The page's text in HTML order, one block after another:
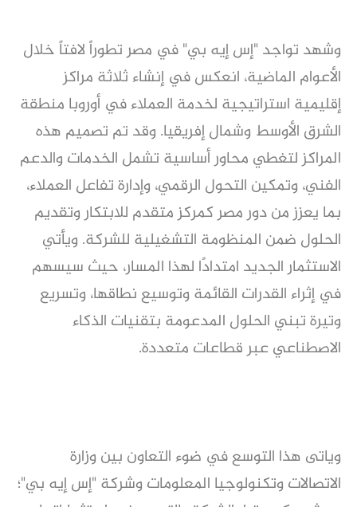
وشهد تواجد "إس إيه بي" في مصر تطوراً لافتاً خلال
الأعوام الماضية، انعكس في إنشاء ثلاثة مراكز
إقليمية استراتيجية لخدمة العملاء في أوروبا منطقة
الشرق الأوسط وشمال إفريقيا. وقد تم تصميم هذه
المراكز لتغطي محاور أساسية تشمل الخدمات والدعم
الفني، وتمكين التحول الرقمي، وإدارة تفاعل العملاء،
بما يعزز من دور مصر كمركز متقدم للابتكار وتقديم
الحلول ضمن المنظومة التشغيلية للشركة. ويأتي
الاستثمار الجديد امتدادًا لهذا المسار، حيث سيسهم
في إثراء القدرات القائمة وتوسيع نطاقها، وتسريع
وتيرة تبني الحلول المدعومة بتقنيات الذكاء
الاصطناعي عبر قطاعات متعددة.
وياتى هذا التوسع في ضوء التعاون بين وزارة
الاتصالات وتكنولوجيا المعلومات وشركة "إس إيه بي"؛